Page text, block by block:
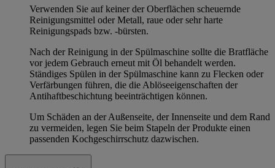
Verwenden Sie auf keiner der Oberflächen scheuernde
Reinigungsmittel oder Metall, raue oder sehr harte
Reinigungspads bzw. -bürsten.
Nach der Reinigung in der Spülmaschine sollte die Bratfläche
vor jedem Gebrauch erneut mit Öl behandelt werden.
Ständiges Spülen in der Spülmaschine kann zu Flecken oder
Verfärbungen führen, die die Ablöseeigenschaften der
Antihaftbeschichtung beeinträchtigen können.
Um Schäden an der Außenseite, der Innenseite und dem Rand
zu vermeiden, legen Sie beim Stapeln der Produkte einen
passenden Kochgeschirrschutz dazwischen.